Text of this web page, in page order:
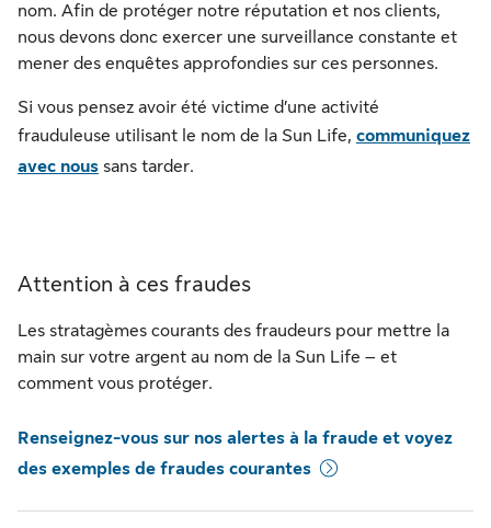
nom. Afin de protéger notre réputation et nos clients,
nous devons donc exercer une surveillance constante et
mener des enquêtes approfondies sur ces personnes.
Si vous pensez avoir été victime d’une activité
frauduleuse utilisant le nom de la Sun Life, communiquez
avec nous sans tarder.
Attention à ces fraudes
Les stratagèmes courants des fraudeurs pour mettre la
main sur votre argent au nom de la Sun Life – et
comment vous protéger.
Renseignez-vous sur nos alertes à la fraude et voyez
des exemples de fraudes courantes